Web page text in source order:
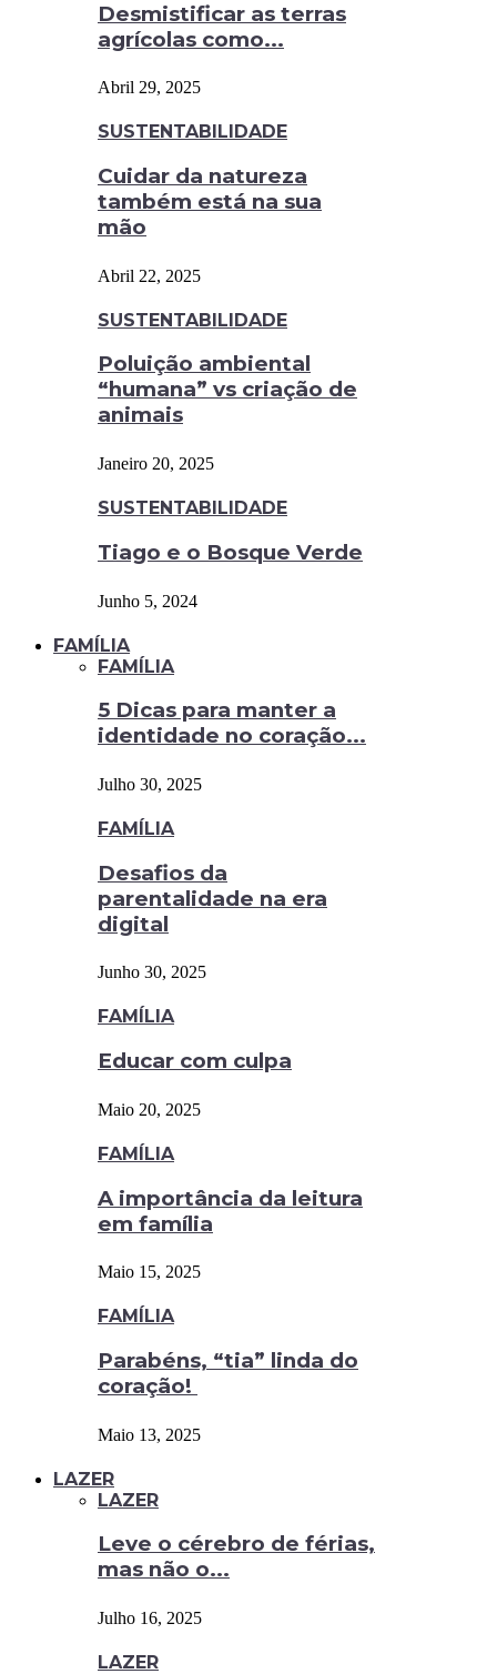
Desmistificar as terras
agrícolas como...
Abril 29, 2025
SUSTENTABILIDADE
Cuidar da natureza
também está na sua
mão
Abril 22, 2025
SUSTENTABILIDADE
Poluição ambiental
“humana” vs criação de
animais
Janeiro 20, 2025
SUSTENTABILIDADE
Tiago e o Bosque Verde
Junho 5, 2024
FAMÍLIA
FAMÍLIA
5 Dicas para manter a
identidade no coração...
Julho 30, 2025
FAMÍLIA
Desafios da
parentalidade na era
digital
Junho 30, 2025
FAMÍLIA
Educar com culpa
Maio 20, 2025
FAMÍLIA
A importância da leitura
em família
Maio 15, 2025
FAMÍLIA
Parabéns, “tia” linda do
coração!
Maio 13, 2025
LAZER
LAZER
Leve o cérebro de férias,
mas não o...
Julho 16, 2025
LAZER